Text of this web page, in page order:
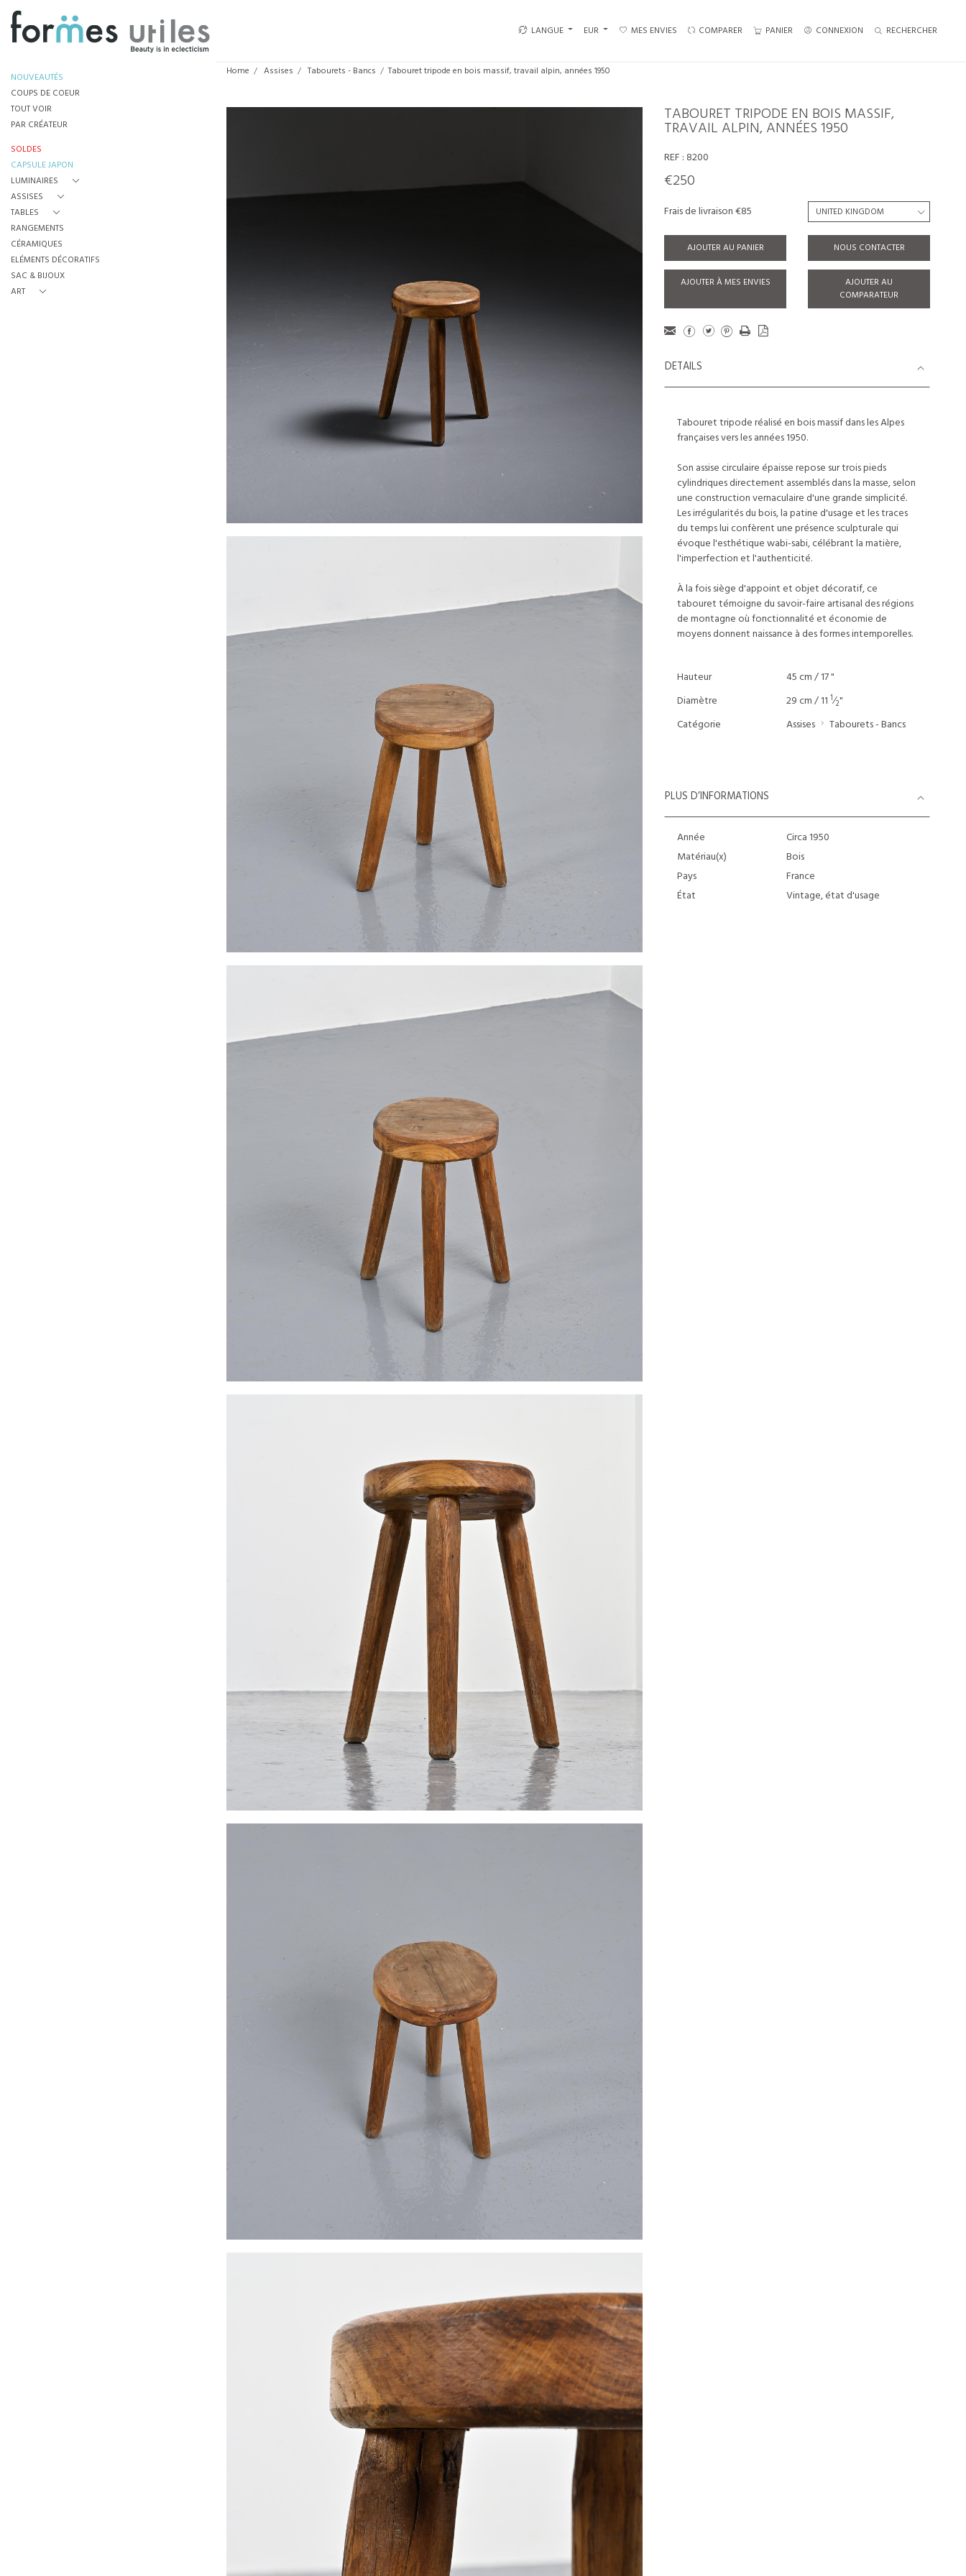
LANGUE EUR MES ENVIES COMPARER PANIER CONNEXION RECHERCHER
NOUVEAUTÉS
COUPS DE COEUR
TOUT VOIR
PAR CRÉATEUR
SOLDES
CAPSULE JAPON
LUMINAIRES
ASSISES
TABLES
RANGEMENTS
CÉRAMIQUES
ELÉMENTS DÉCORATIFS
SAC & BIJOUX
ART
Home Assises Tabourets - Bancs Tabouret tripode en bois massif, travail alpin, années 1950
TABOURET TRIPODE EN BOIS MASSIF,
TRAVAIL ALPIN, ANNÉES 1950
REF : 8200
€250
Frais de livraison €85
AJOUTER AU PANIER NOUS CONTACTER
AJOUTER À MES ENVIES
AJOUTER AU
COMPARATEUR
DETAILS
Tabouret tripode réalisé en bois massif dans les Alpes
françaises vers les années 1950.
Son assise circulaire épaisse repose sur trois pieds
cylindriques directement assemblés dans la masse, selon
une construction vernaculaire d'une grande simplicité.
Les irrégularités du bois, la patine d'usage et les traces
du temps lui confèrent une présence sculpturale qui
évoque l'esthétique wabi-sabi, célébrant la matière,
l'imperfection et l'authenticité.
À la fois siège d'appoint et objet décoratif, ce
tabouret témoigne du savoir-faire artisanal des régions
de montagne où fonctionnalité et économie de
moyens donnent naissance à des formes intemporelles.
Hauteur
45 cm / 17 "
Diamètre
29 cm / 11 1⁄2"
Catégorie
Assises Tabourets - Bancs
PLUS D’INFORMATIONS
Année
Circa 1950
Matériau(x)
Bois
Pays
France
État
Vintage, état d'usage